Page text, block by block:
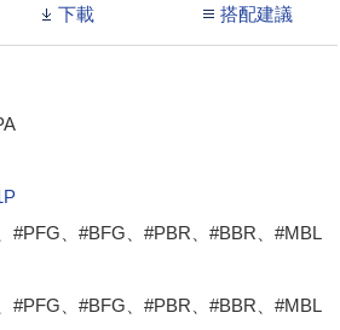
下載 搭配建議
#PFG、#BFG、#PBR、#BBR、#MBL
#PFG、#BFG、#PBR、#BBR、#MBL